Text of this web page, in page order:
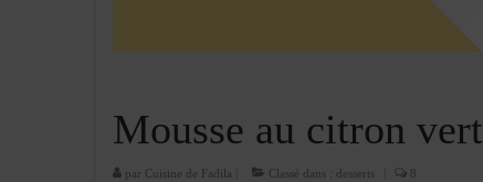
Mousse au citron vert
par Cuisine de Fadila Classé dans : desserts 8